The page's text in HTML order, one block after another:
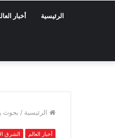
الرئيسية أخبار
الرئيسية / بحوث
أخبار العالم الشرق